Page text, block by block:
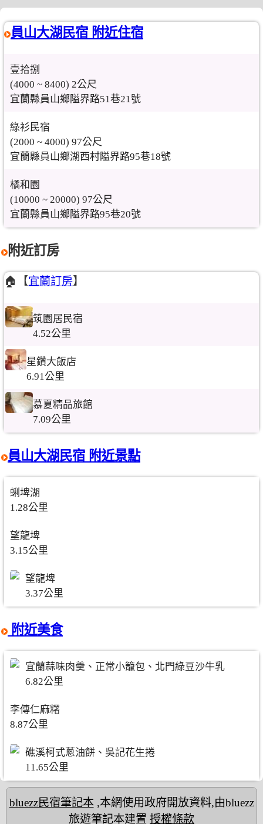
員山大湖民宿 附近住宿
壹拾捌
(4000 ~ 8400) 2公尺
宜蘭縣員山鄉隘界路51巷21號
綠衫民宿
(2000 ~ 4000) 97公尺
宜蘭縣員山鄉湖西村隘界路95巷18號
橘和園
(10000 ~ 20000) 97公尺
宜蘭縣員山鄉隘界路95巷20號
附近訂房
🏠【宜蘭訂房】
筑園居民宿
4.52公里
星鑽大飯店
6.91公里
慕夏精品旅館
7.09公里
員山大湖民宿 附近景點
蜊埤湖
1.28公里
望龍埤
3.15公里
望龍埤
3.37公里
附近美食
宜蘭蒜味肉羹、正常小籠包、北門綠豆沙牛乳
6.82公里
李傳仁麻糬
8.87公里
礁溪柯式蔥油餅、吳記花生捲
11.65公里
bluezz民宿筆記本,本網使用政府開放資料,由bluezz
旅遊筆記本建置 授權條款